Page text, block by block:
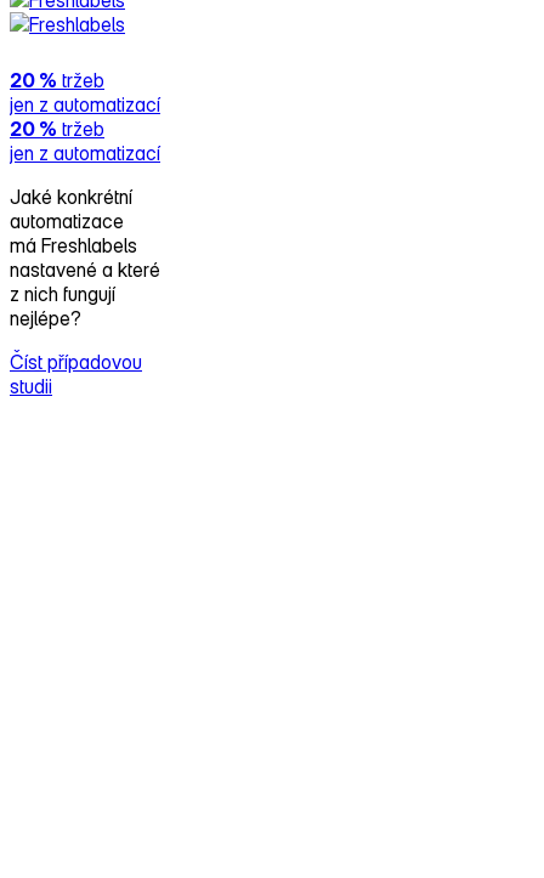
20 % tržeb
jen z automatizací
20 % tržeb
jen z automatizací
Jaké konkrétní
automatizace
má Freshlabels
nastavené a které
z nich fungují
nejlépe?
Číst případovou
studii